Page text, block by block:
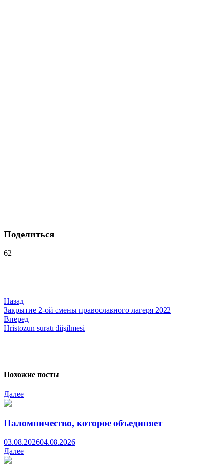
Поделиться
62
Назад
Закрытие 2-ой смены православного лагеря 2022
Вперед
Hristozun suratı diişilmesi
Похожие посты
Далее
Паломничество, которое объединяет
03.08.202604.08.2026
Далее